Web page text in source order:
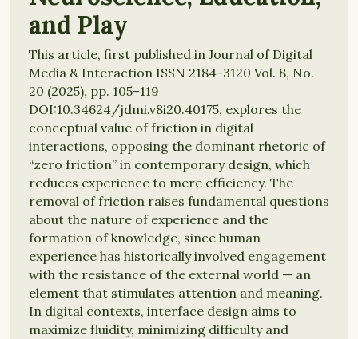
and Play
This article, first published in Journal of Digital
Media & Interaction ISSN 2184-3120 Vol. 8, No.
20 (2025), pp. 105–119
DOI:10.34624/jdmi.v8i20.40175, explores the
conceptual value of friction in digital
interactions, opposing the dominant rhetoric of
“zero friction” in contemporary design, which
reduces experience to mere efficiency. The
removal of friction raises fundamental questions
about the nature of experience and the
formation of knowledge, since human
experience has historically involved engagement
with the resistance of the external world — an
element that stimulates attention and meaning.
In digital contexts, interface design aims to
maximize fluidity, minimizing difficulty and